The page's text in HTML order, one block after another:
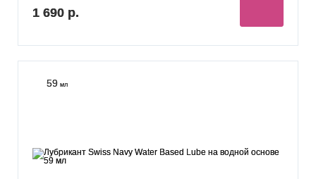
1 690 р.
59 мл